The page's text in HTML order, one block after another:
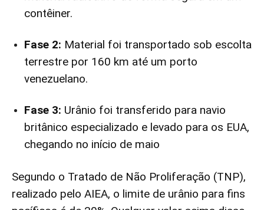
contêiner.
Fase 2: Material foi transportado sob escolta
terrestre por 160 km até um porto
venezuelano.
Fase 3: Urânio foi transferido para navio
britânico especializado e levado para os EUA,
chegando no início de maio
Segundo o Tratado de Não Proliferação (TNP),
realizado pelo AIEA, o limite de urânio para fins